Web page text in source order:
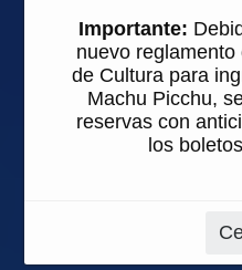
Importante:
nuevo
de Cultura para
Machu Picchu,
reservas con
los